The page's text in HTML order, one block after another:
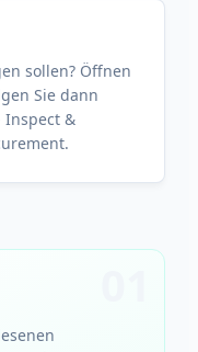
sollen? Öffnen
Sie dann
Inspect &